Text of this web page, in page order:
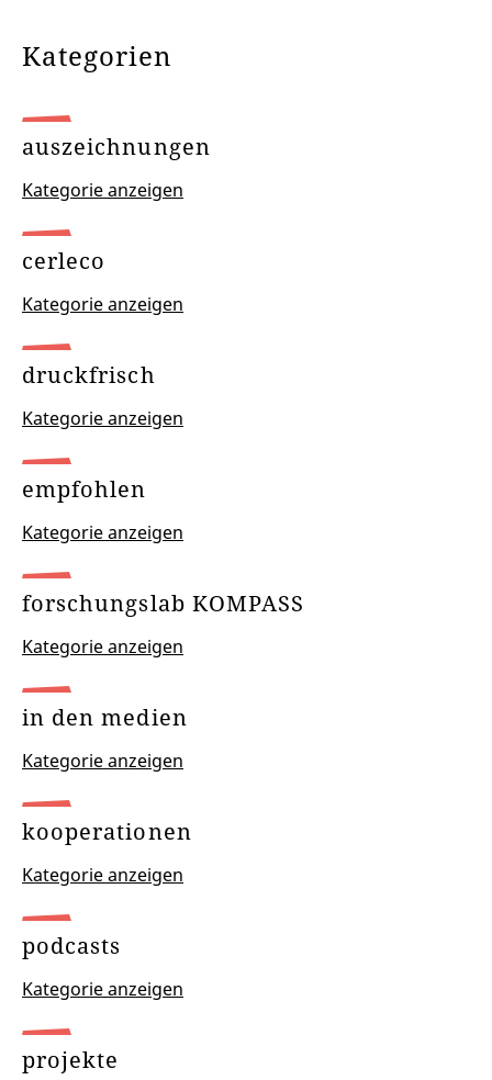
Kategorien
auszeichnungen
Kategorie anzeigen
cerleco
Kategorie anzeigen
druckfrisch
Kategorie anzeigen
empfohlen
Kategorie anzeigen
forschungslab KOMPASS
Kategorie anzeigen
in den medien
Kategorie anzeigen
kooperationen
Kategorie anzeigen
podcasts
Kategorie anzeigen
projekte